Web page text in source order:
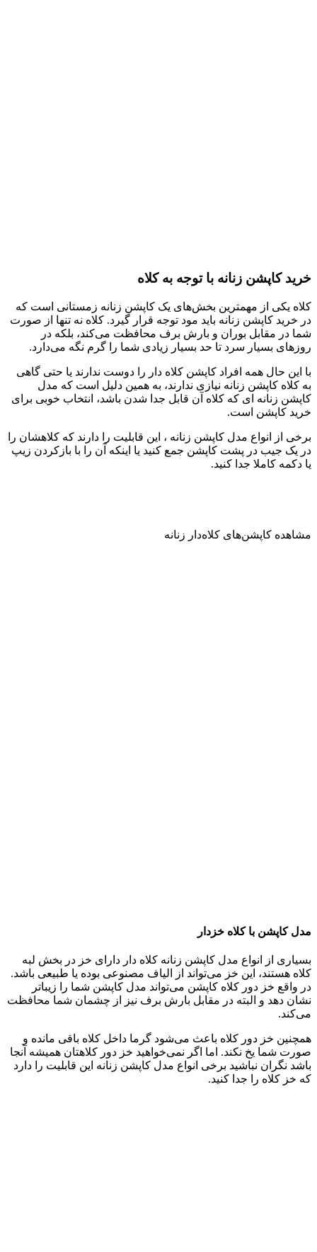
خرید کاپشن زنانه با توجه به کلاه
کلاه یکی از مهمترین بخش‌های یک کاپشن زنانه زمستانی است که
در خرید کاپشن زنانه باید مود توجه قرار گیرد. کلاه نه تنها از صورت
شما در مقابل بوران و بارش برف محافظت می‌کند، بلکه در
روزهای بسیار سرد تا حد بسیار زیادی شما را گرم نگه می‌دارد.
با این حال همه افراد کاپشن کلاه دار را دوست ندارند یا حتی گاهی
به کلاه کاپشن زنانه نیازی ندارند، به همین دلیل است که مدل
کاپشن زنانه ای که کلاه آن قابل جدا شدن باشد، انتخاب خوبی برای
خرید کاپشن است.
برخی از انواع مدل کاپشن زنانه ، این قابلیت را دارند که کلاهشان را
در یک جیب در پشت کاپشن جمع کنید یا اینکه آن را با بازکردن زیپ
یا دکمه کاملا جدا کنید.
مشاهده کاپشن‌های کلاه‌دار زنانه
مدل کاپشن با کلاه خزدار
بسیاری از انواع مدل کاپشن زنانه کلاه دار دارای خز در بخش لبه
کلاه هستند، این خز می‌تواند از الیاف مصنوعی بوده یا طبیعی باشد.
در واقع خز دور کلاه کاپشن می‌تواند مدل کاپشن شما را زیباتر
نشان دهد و البته در مقابل بارش برف نیز از چشمان شما محافظت
می‌کند.
همچنین خز دور کلاه باعث می‌شود گرما داخل کلاه باقی مانده و
صورت شما یخ نکند. اما اگر نمی‌خواهید خز دور کلاهتان همیشه آنجا
باشد نگران نباشید برخی انواع مدل کاپشن زنانه این قابلیت را دارد
که خز کلاه را جدا کنید.